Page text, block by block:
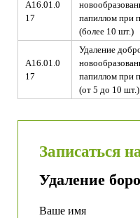
A16.01.0
17
папиллом при
(более 10 шт.)
A16.01.0
17
Удаление
папиллом при
(от 5 до 10 шт.)
Записаться
Удаление
Ваше имя